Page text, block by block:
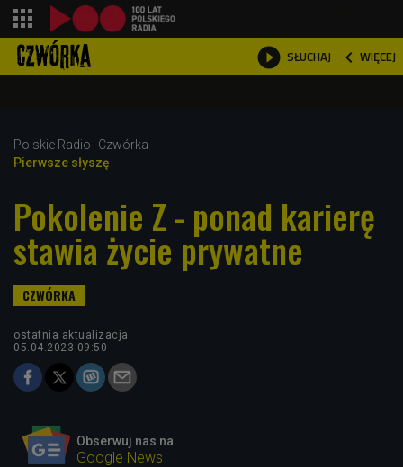
 SŁUCHAJ  WIĘCEJ

Polskie Radio
Czwórka
Pierwsze słyszę
Pokolenie Z - ponad karierę
stawia życie prywatne
ostatnia aktualizacja:
05.04.2023 09:50
Obserwuj nas na
Google News